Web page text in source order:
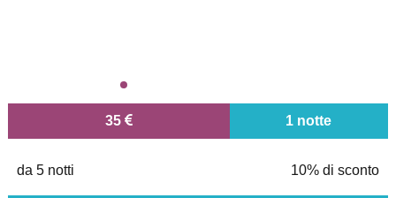
35 1 notte
da 5 notti 10% di sconto